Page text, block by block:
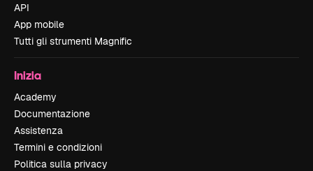
API
App mobile
Tutti gli strumenti Magnific
Inizia
Academy
Documentazione
Assistenza
Termini e condizioni
Politica sulla privacy